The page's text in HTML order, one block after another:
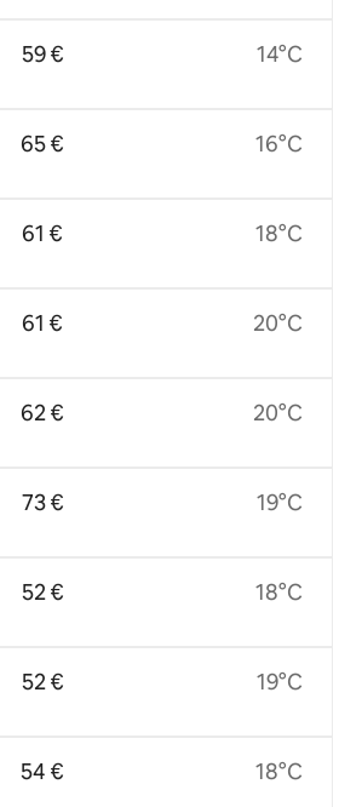
59 €
65 €
61 €
61 €
62 €
73 €
52 €
52 €
54 €
14°C
16°C
18°C
20°C
20°C
19°C
18°C
19°C
18°C